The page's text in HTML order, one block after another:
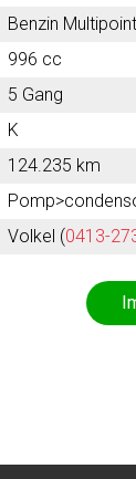
Benzin
996 cc
5 Gang
K
124.235 km
Volkel (0413-